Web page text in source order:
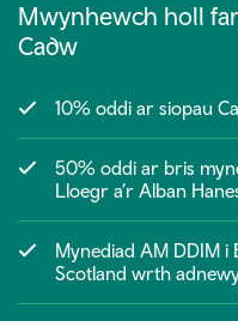
Mwynhewch holl
Cadw
10% oddi ar siopau
50% oddi ar bris
Lloegr a’r Alban
Mynediad AM DDIM i
Scotland wrth